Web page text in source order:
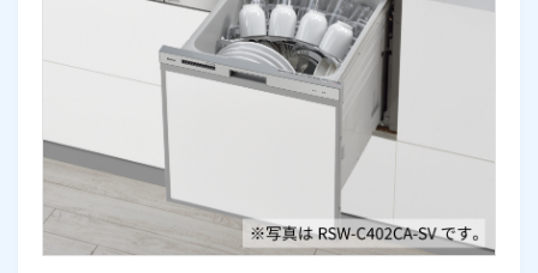
「大阪ガスの都市ガス」への切り替えについて
「大阪ガスの電気」が選ばれる理由
電気料金メニュー
お手続きから使用開始までの流れ
太陽光発電余剰電力買取サービス
まとめプラン紹介
ガスと電気の使用開始の申込
の申込
工事・開通までの流れ
通信速度測定
まとめプラン紹介
ガスコンロ
ガス炊飯器
バス・洗面
ガス給湯器
リビング・空調
故障診断
エラーコード診断
定額サービス
らく得リース
機器・修理お申込み
くらしのサービストップ
リフォーム・リノベーション
リフォーム・リノベーション トップ
住ミカタ・リフォーム
安心・安全
住ミカタ・サービス
便利・おトク
お手続き・サポート
お客さまサポート
お問い合わせ
Daigasコラム
総合TOP 業務用・産業用のお客さま 企業情報